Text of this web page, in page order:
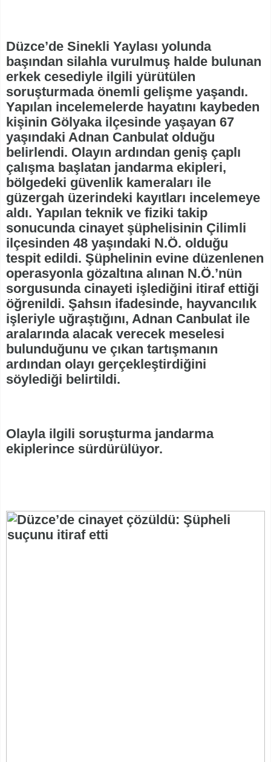
Düzce’de Sinekli Yaylası yolunda
başından silahla vurulmuş halde bulunan
erkek cesediyle ilgili yürütülen
soruşturmada önemli gelişme yaşandı.
Yapılan incelemelerde hayatını kaybeden
kişinin Gölyaka ilçesinde yaşayan 67
yaşındaki Adnan Canbulat olduğu
belirlendi. Olayın ardından geniş çaplı
çalışma başlatan jandarma ekipleri,
bölgedeki güvenlik kameraları ile
güzergah üzerindeki kayıtları incelemeye
aldı. Yapılan teknik ve fiziki takip
sonucunda cinayet şüphelisinin Çilimli
ilçesinden 48 yaşındaki N.Ö. olduğu
tespit edildi. Şüphelinin evine düzenlenen
operasyonla gözaltına alınan N.Ö.’nün
sorgusunda cinayeti işlediğini itiraf ettiği
öğrenildi. Şahsın ifadesinde, hayvancılık
işleriyle uğraştığını, Adnan Canbulat ile
aralarında alacak verecek meselesi
bulunduğunu ve çıkan tartışmanın
ardından olayı gerçekleştirdiğini
söylediği belirtildi.
Olayla ilgili soruşturma jandarma
ekiplerince sürdürülüyor.